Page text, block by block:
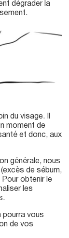
dégrader la
du visage. Il
moment de
et donc, aux
générale, nous
de sébum,
obtenir le
les
pourra vous
de vos